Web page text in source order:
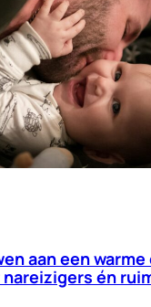
aan een
nareizigers én